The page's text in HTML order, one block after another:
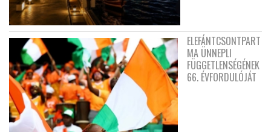
ELEFÁNTCSONTPART
MA ÜNNEPLI
FÜGGETLENSÉGÉNEK
66. ÉVFORDULÓJÁT